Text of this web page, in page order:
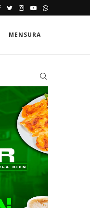
MINAYA DESTINARÁ
MENSURA